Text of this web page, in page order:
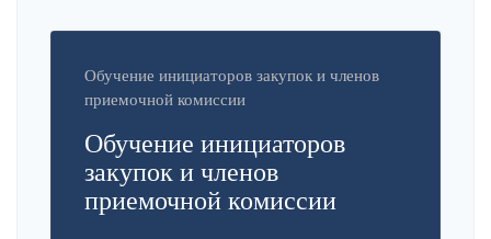
Обучение инициаторов закупок и членов
приемочной комиссии
Обучение инициаторов
закупок и членов
приемочной комиссии